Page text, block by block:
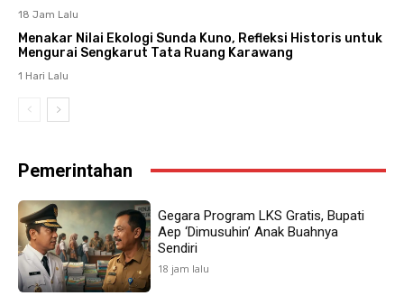
18 Jam Lalu
Menakar Nilai Ekologi Sunda Kuno, Refleksi Historis untuk
Mengurai Sengkarut Tata Ruang Karawang
1 Hari Lalu
Pemerintahan
Gegara Program LKS Gratis, Bupati
Aep ‘Dimusuhin’ Anak Buahnya
Sendiri
18 jam lalu